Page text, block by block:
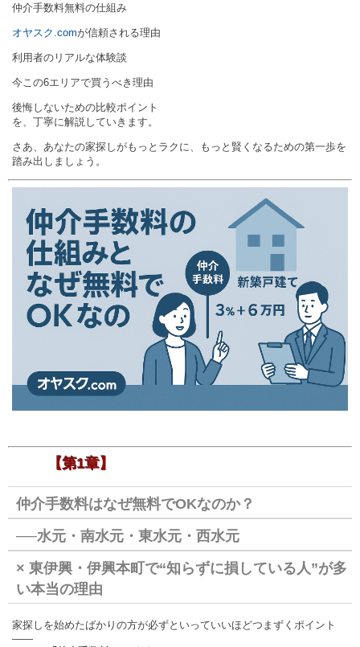
仲介手数料無料の仕組み
オヤスク.comが信頼される理由
利用者のリアルな体験談
今この6エリアで買うべき理由
後悔しないための比較ポイント
を、丁寧に解説していきます。
さあ、あなたの家探しがもっとラクに、もっと賢くなるための第一歩を
踏み出しましょう。
【第1章】
仲介手数料はなぜ無料でOKなのか？
──水元・南水元・東水元・西水元
× 東伊興・伊興本町で“知らずに損している人”が多
い本当の理由
家探しを始めたばかりの方が必ずといっていいほどつまずくポイント
――